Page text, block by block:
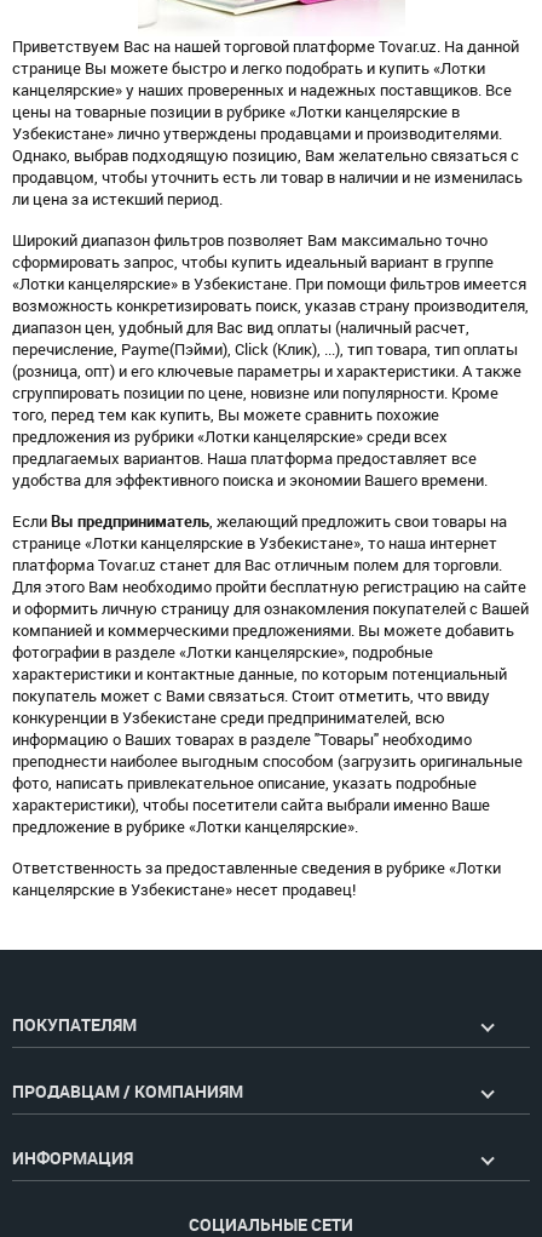
Приветствуем Вас на нашей торговой платформе Tovar.uz. На данной
странице Вы можете быстро и легко подобрать и купить «Лотки
канцелярские» у наших проверенных и надежных поставщиков. Все
цены на товарные позиции в рубрике «Лотки канцелярские в
Узбекистане» лично утверждены продавцами и производителями.
Однако, выбрав подходящую позицию, Вам желательно связаться с
продавцом, чтобы уточнить есть ли товар в наличии и не изменилась
ли цена за истекший период.
Широкий диапазон фильтров позволяет Вам максимально точно
сформировать запрос, чтобы купить идеальный вариант в группе
«Лотки канцелярские» в Узбекистане. При помощи фильтров имеется
возможность конкретизировать поиск, указав страну производителя,
диапазон цен, удобный для Вас вид оплаты (наличный расчет,
перечисление, Payme(Пэйми), Click (Клик), ...), тип товара, тип оплаты
(розница, опт) и его ключевые параметры и характеристики. А также
сгруппировать позиции по цене, новизне или популярности. Кроме
того, перед тем как купить, Вы можете сравнить похожие
предложения из рубрики «Лотки канцелярские» среди всех
предлагаемых вариантов. Наша платформа предоставляет все
удобства для эффективного поиска и экономии Вашего времени.
Если Вы предприниматель, желающий предложить свои товары на
странице «Лотки канцелярские в Узбекистане», то наша интернет
платформа Tovar.uz станет для Вас отличным полем для торговли.
Для этого Вам необходимо пройти бесплатную регистрацию на сайте
и оформить личную страницу для ознакомления покупателей с Вашей
компанией и коммерческими предложениями. Вы можете добавить
фотографии в разделе «Лотки канцелярские», подробные
характеристики и контактные данные, по которым потенциальный
покупатель может с Вами связаться. Стоит отметить, что ввиду
конкуренции в Узбекистане среди предпринимателей, всю
информацию о Ваших товарах в разделе "Товары" необходимо
преподнести наиболее выгодным способом (загрузить оригинальные
фото, написать привлекательное описание, указать подробные
характеристики), чтобы посетители сайта выбрали именно Ваше
предложение в рубрике «Лотки канцелярские».
Ответственность за предоставленные сведения в рубрике «Лотки
канцелярские в Узбекистане» несет продавец!
ПОКУПАТЕЛЯМ
ПРОДАВЦАМ / КОМПАНИЯМ
ИНФОРМАЦИЯ
СОЦИАЛЬНЫЕ СЕТИ